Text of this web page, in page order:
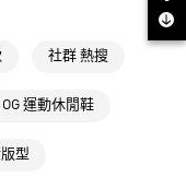
社群 熱搜
運動休閒鞋
型